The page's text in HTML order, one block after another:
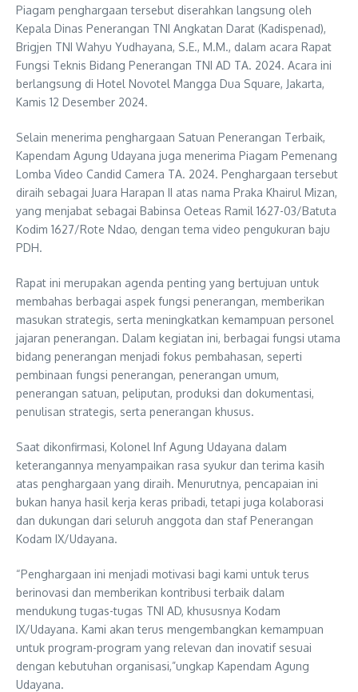
Piagam penghargaan tersebut diserahkan langsung oleh
Kepala Dinas Penerangan TNI Angkatan Darat (Kadispenad),
Brigjen TNI Wahyu Yudhayana, S.E., M.M., dalam acara Rapat
Fungsi Teknis Bidang Penerangan TNI AD TA. 2024. Acara ini
berlangsung di Hotel Novotel Mangga Dua Square, Jakarta,
Kamis 12 Desember 2024.
Selain menerima penghargaan Satuan Penerangan Terbaik,
Kapendam Agung Udayana juga menerima Piagam Pemenang
Lomba Video Candid Camera TA. 2024. Penghargaan tersebut
diraih sebagai Juara Harapan II atas nama Praka Khairul Mizan,
yang menjabat sebagai Babinsa Oeteas Ramil 1627-03/Batuta
Kodim 1627/Rote Ndao, dengan tema video pengukuran baju
PDH.
Rapat ini merupakan agenda penting yang bertujuan untuk
membahas berbagai aspek fungsi penerangan, memberikan
masukan strategis, serta meningkatkan kemampuan personel
jajaran penerangan. Dalam kegiatan ini, berbagai fungsi utama
bidang penerangan menjadi fokus pembahasan, seperti
pembinaan fungsi penerangan, penerangan umum,
penerangan satuan, peliputan, produksi dan dokumentasi,
penulisan strategis, serta penerangan khusus.
Saat dikonfirmasi, Kolonel Inf Agung Udayana dalam
keterangannya menyampaikan rasa syukur dan terima kasih
atas penghargaan yang diraih. Menurutnya, pencapaian ini
bukan hanya hasil kerja keras pribadi, tetapi juga kolaborasi
dan dukungan dari seluruh anggota dan staf Penerangan
Kodam IX/Udayana.
“Penghargaan ini menjadi motivasi bagi kami untuk terus
berinovasi dan memberikan kontribusi terbaik dalam
mendukung tugas-tugas TNI AD, khususnya Kodam
IX/Udayana. Kami akan terus mengembangkan kemampuan
untuk program-program yang relevan dan inovatif sesuai
dengan kebutuhan organisasi,”ungkap Kapendam Agung
Udayana.